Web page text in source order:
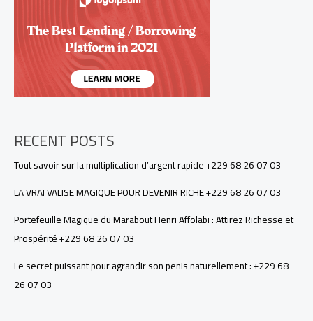
RECENT POSTS
Tout savoir sur la multiplication d’argent rapide +229 68 26 07 03
LA VRAI VALISE MAGIQUE POUR DEVENIR RICHE +229 68 26 07 03
Portefeuille Magique du Marabout Henri Affolabi : Attirez Richesse et
Prospérité +229 68 26 07 03
Le secret puissant pour agrandir son penis naturellement : +229 68
26 07 03